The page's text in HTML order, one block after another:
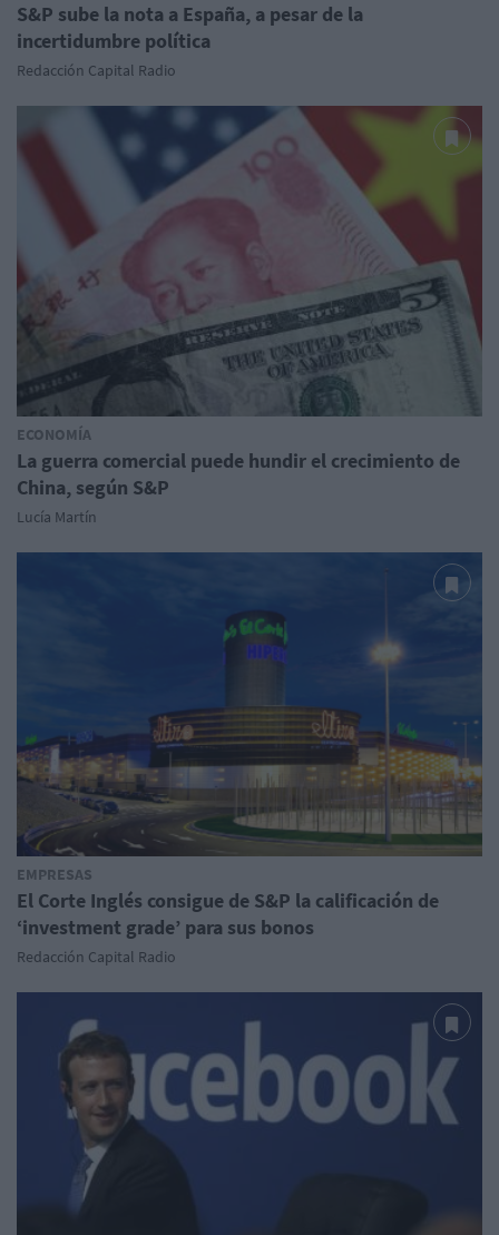
S&P sube la nota a España, a pesar de la
incertidumbre política
Redacción Capital Radio
ECONOMÍA
La guerra comercial puede hundir el crecimiento de
China, según S&P
Lucía Martín
EMPRESAS
El Corte Inglés consigue de S&P la calificación de
‘investment grade’ para sus bonos
Redacción Capital Radio